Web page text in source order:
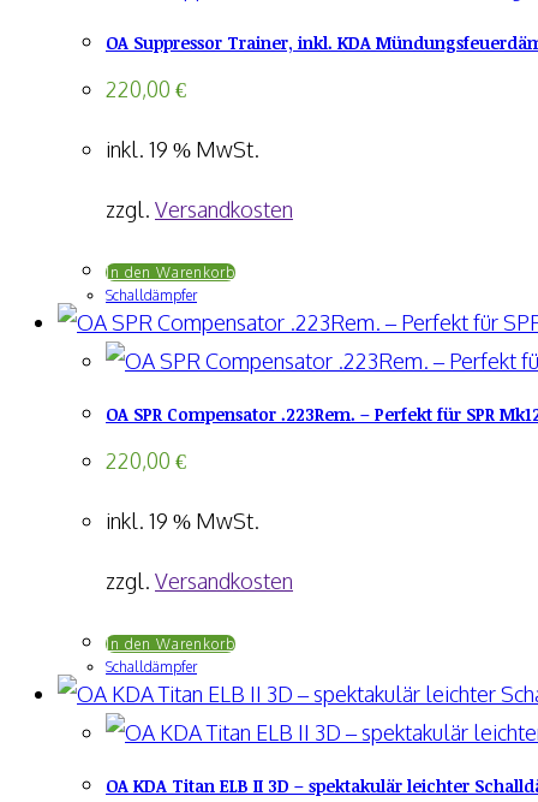
OA Suppressor Trainer, inkl. KDA
220,00 €
inkl. 19 % MwSt.
zzgl. Versandkosten
In den Warenkorb
Schalldämpfer
OA SPR Compensator .223Rem. – Perfekt für SPR
220,00 €
inkl. 19 % MwSt.
zzgl. Versandkosten
In den Warenkorb
Schalldämpfer
OA KDA Titan ELB II 3D – spektakulär leichter